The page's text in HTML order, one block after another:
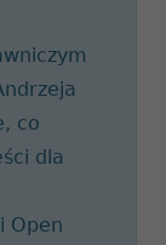
co
dla
Open